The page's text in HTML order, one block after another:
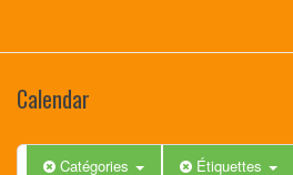
Calendar
Catégories Étiquettes